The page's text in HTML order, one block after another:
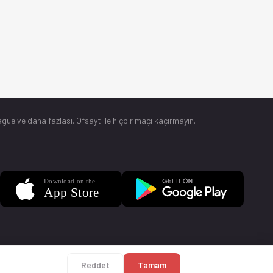
ve daha fazlası. Ofsayt ile hiçbir maçı kaçırmayın.
Reddet Tamam